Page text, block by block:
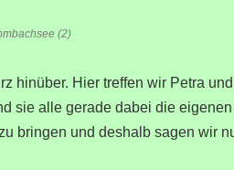
(2)
hinüber. Hier treffen wir Petra
sie alle gerade dabei die eigenen
bringen und deshalb sagen wir